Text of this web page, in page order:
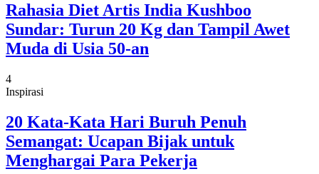
Rahasia Diet Artis India Kushboo
Sundar: Turun 20 Kg dan Tampil Awet
Muda di Usia 50-an
4
Inspirasi
20 Kata-Kata Hari Buruh Penuh
Semangat: Ucapan Bijak untuk
Menghargai Para Pekerja